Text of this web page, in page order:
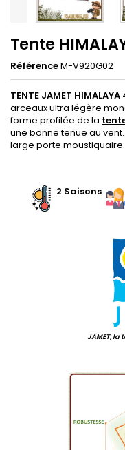
Tente
RéférenceM-V920G02
TENTE JAMET
arceaux ultra légère
forme profilée de la
une bonne tenue au
large porte moustiquaire.
2 Saisons.
JAMET, la